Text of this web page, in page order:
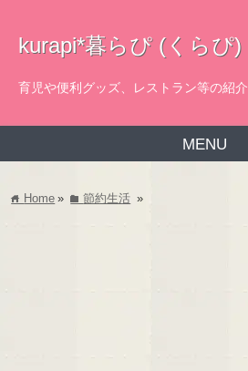
kurapi*暮らぴ (くらぴ)
育児や便利グッズ、レストラン等の紹介
MENU
home Home » folder節約生活 »